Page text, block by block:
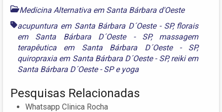
Medicina Alternativa em Santa Bárbara d'Oeste
acupuntura em Santa Bárbara D´Oeste - SP, florais
em Santa Bárbara D´Oeste - SP, massagem
terapêutica em Santa Bárbara D´Oeste - SP,
quiropraxia em Santa Bárbara D´Oeste - SP,reiki em
Santa Bárbara D´Oeste - SPe yoga
Pesquisas Relacionadas
Whatsapp Clinica Rocha